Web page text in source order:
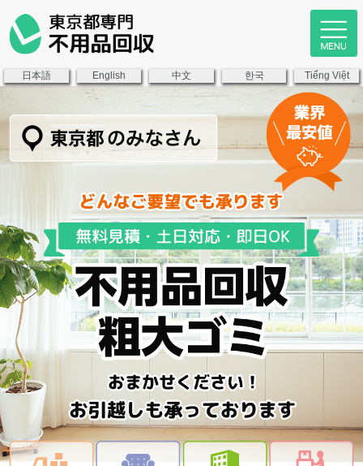
日本語 English 中文 한국 Tiếng Việt